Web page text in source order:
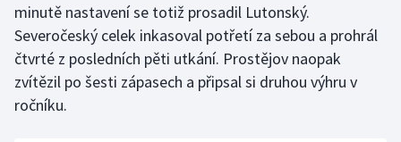
minutě nastavení se totiž prosadil Lutonský.
Severočeský celek inkasoval potřetí za sebou a prohrál
čtvrté z posledních pěti utkání. Prostějov naopak
zvítězil po šesti zápasech a připsal si druhou výhru v
ročníku.